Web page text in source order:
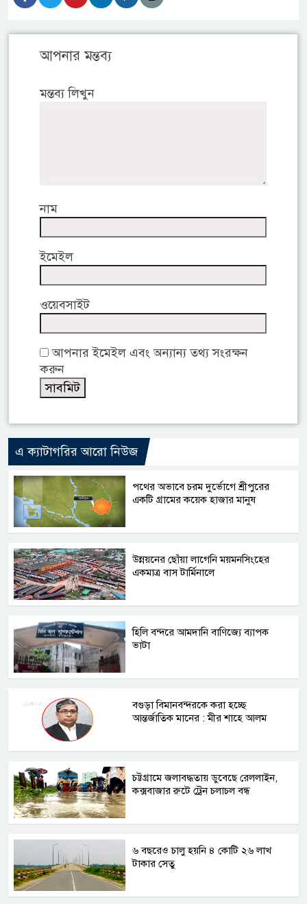
আপনার মন্তব্য
মন্তব্য লিখুন
নাম
ইমেইল
ওয়েবসাইট
আপনার ইমেইল এবং অন্যান্য তথ্য সংরক্ষন
করুন
এ ক্যাটাগরির আরো নিউজ
পথের অভাবে চরম দুর্ভোগে শ্রীপুরের
একটি গ্রামের কয়েক হাজার মানুষ
উন্নয়নের ছোঁয়া লাগেনি ময়মনসিংহের
একমাত্র বাস টার্মিনালে
হিলি বন্দরে আমদানি বাণিজ্যে ব্যাপক
ভাটা
বগুড়া বিমানবন্দরকে করা হচ্ছে
আন্তর্জাতিক মানের : মীর শাহে আলম
চট্টগ্রামে জলাবদ্ধতায় ডুবেছে রেললাইন,
কক্সবাজার রুটে ট্রেন চলাচল বন্ধ
৬ বছরেও চালু হয়নি ৪ কোটি ২৬ লাখ
টাকার সেতু